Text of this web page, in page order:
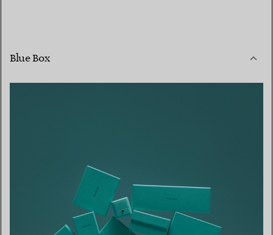
Blue Box